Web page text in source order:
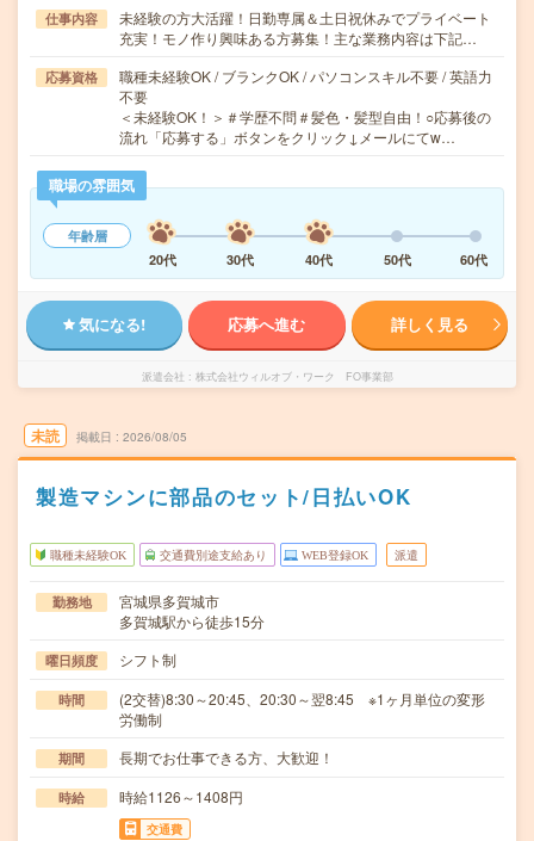
仕事内容
未経験の方大活躍！日勤専属＆土日祝休みでプライベート
充実！モノ作り興味ある方募集！主な業務内容は下記…
応募資格
職種未経験OK / ブランクOK / パソコンスキル不要 / 英語力
不要
＜未経験OK！＞＃学歴不問＃髪色・髪型自由！○応募後の
流れ「応募する」ボタンをクリック↓メールにてw…
職場の雰囲気
年齢層
20代
30代 40代 50代 60代
気になる! 応募へ進む 詳しく見る
派遣会社 株式会社ウィルオブ・ワーク FO事業部
未読 掲載日 2026/08/05
製造マシンに部品のセット/日払いOK
職種未経験OK 交通費別途支給あり WEB登録OK 派遣
勤務地
宮城県多賀城市
多賀城駅から徒歩15分
曜日頻度 シフト制
時間
(2交替)8:30～20:45、20:30～翌8:45 ※1ヶ月単位の変形
労働制
期間 長期でお仕事できる方、大歓迎！
時給 時給1126～1408円
交通費